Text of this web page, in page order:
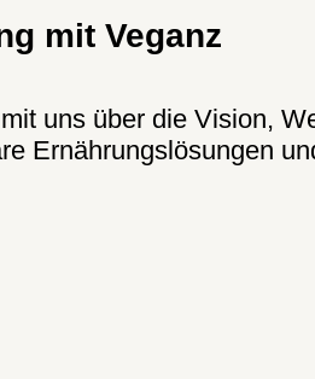
mit Veganz
uns über die Vision,
Ernährungslösungen